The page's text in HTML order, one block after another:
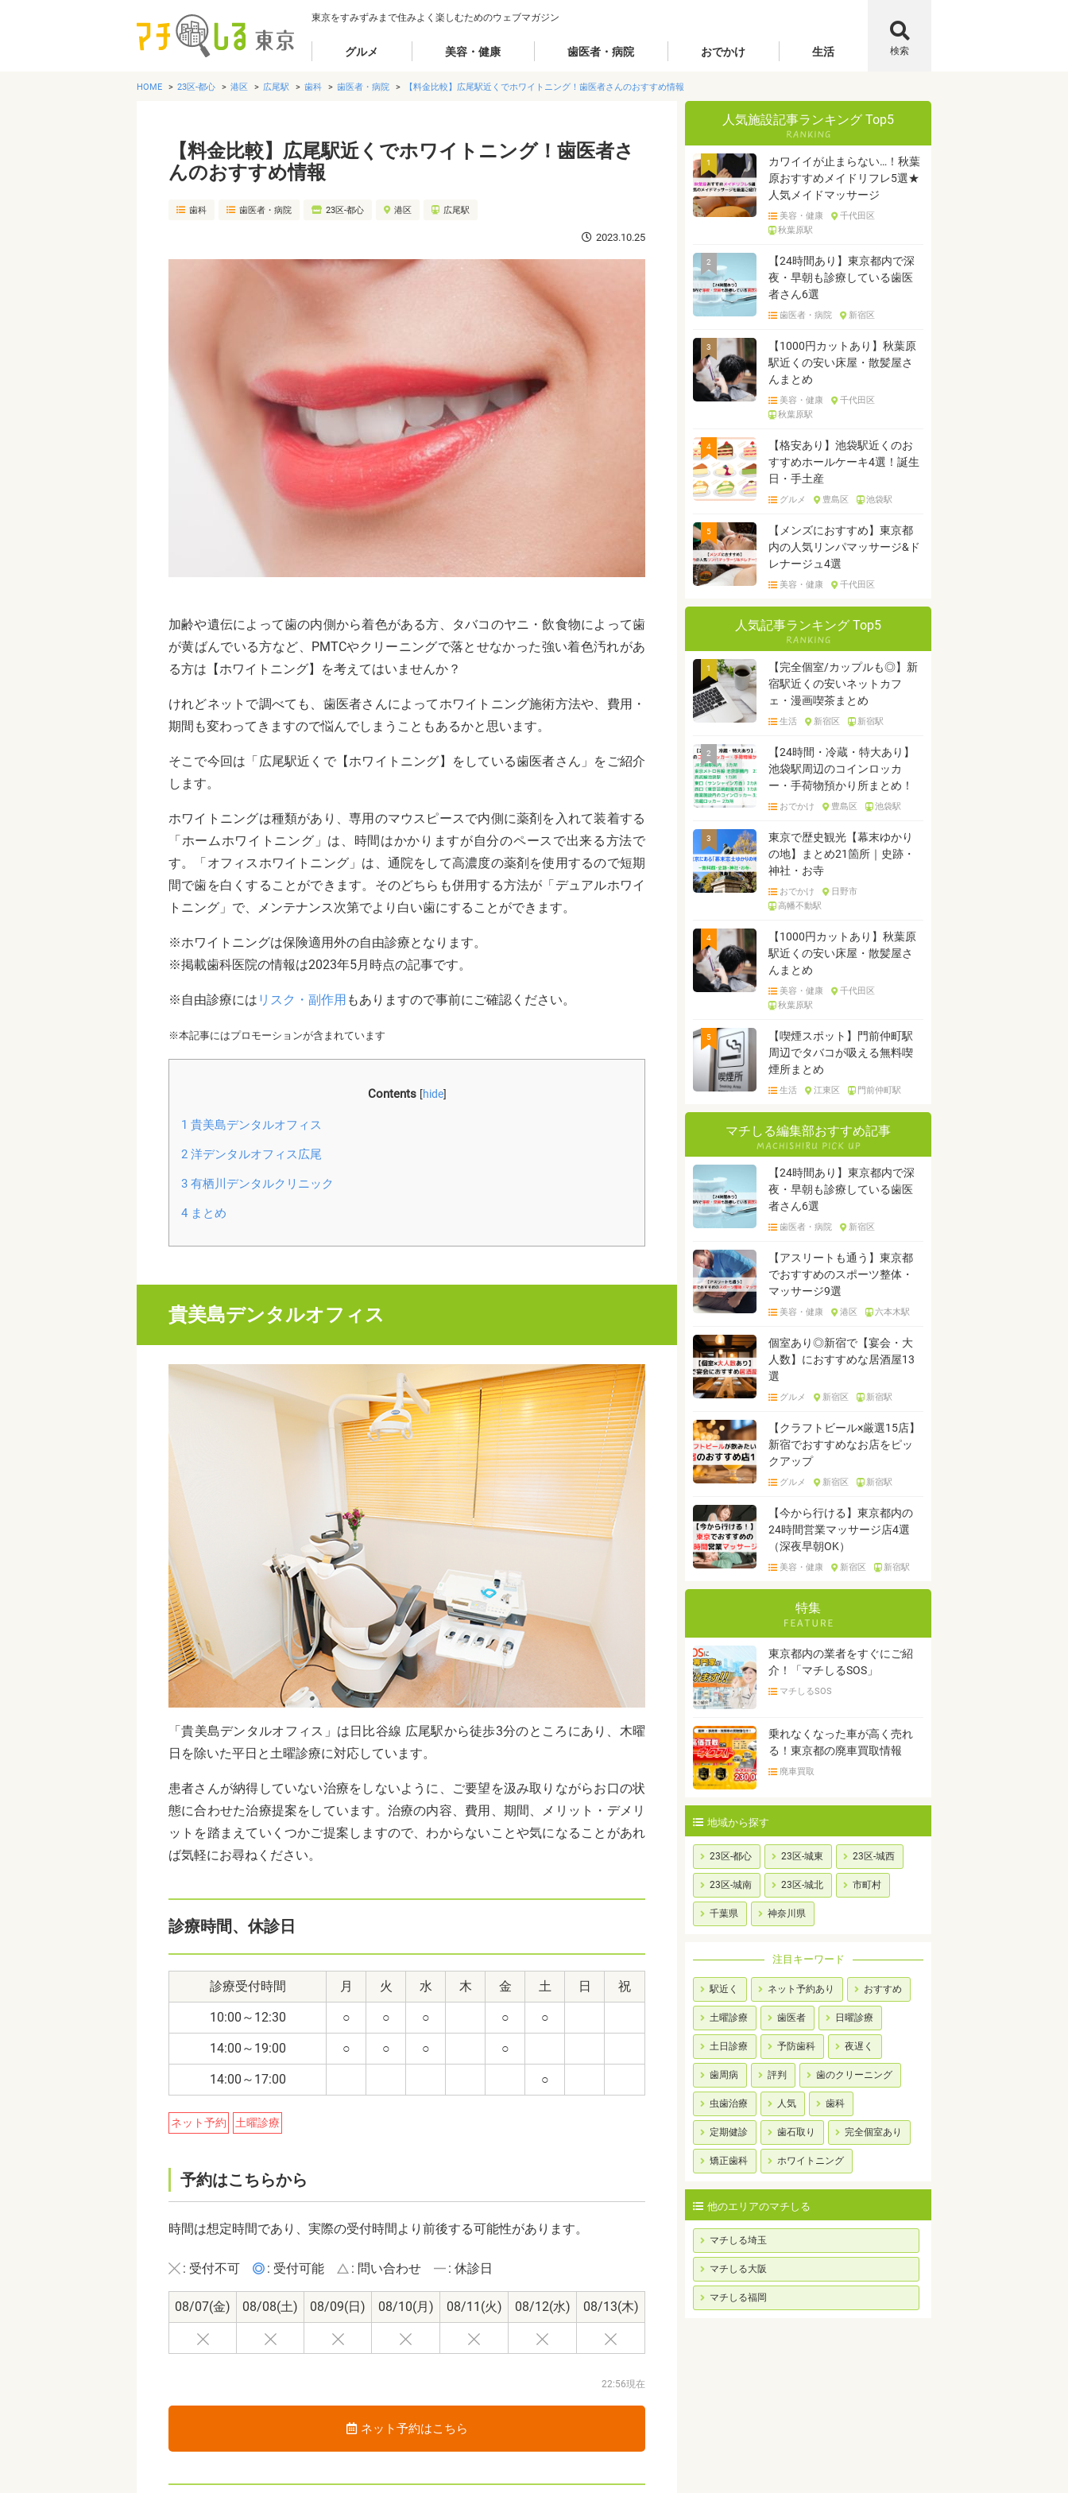
東京をすみずみまで住みよく楽しむためのウェブマガジン
グルメ 美容・健康 歯医者・病院 おでかけ 生活 検索
HOME 23区-都心 港区 広尾駅 歯科 歯医者・病院 【料金比較】広尾駅近くでホワイトニング！歯医者さんのおすすめ情報
【料金比較】広尾駅近くでホワイトニング！歯医者さ
んのおすすめ情報
歯科 歯医者・病院 23区-都心 港区 広尾駅
2023.10.25
加齢や遺伝によって歯の内側から着色がある方、タバコのヤニ・飲食物によって歯
が黄ばんでいる方など、PMTCやクリーニングで落とせなかった強い着色汚れがあ
る方は【ホワイトニング】を考えてはいませんか？
けれどネットで調べても、歯医者さんによってホワイトニング施術方法や、費用・
期間も変わってきますので悩んでしまうこともあるかと思います。
そこで今回は「広尾駅近くで【ホワイトニング】をしている歯医者さん」をご紹介
します。
ホワイトニングは種類があり、専用のマウスピースで内側に薬剤を入れて装着する
「ホームホワイトニング」は、時間はかかりますが自分のペースで出来る方法で
す。「オフィスホワイトニング」は、通院をして高濃度の薬剤を使用するので短期
間で歯を白くすることができます。そのどちらも併用する方法が「デュアルホワイ
トニング」で、メンテナンス次第でより白い歯にすることができます。
※ホワイトニングは保険適用外の自由診療となります。
※掲載歯科医院の情報は2023年5月時点の記事です。
※自由診療には リスク・副作用 もありますので事前にご確認ください。
※本記事にはプロモーションが含まれています
Contents [hide]
1 貴美島デンタルオフィス
2洋デンタルオフィス広尾
3有栖川デンタルクリニック
4まとめ
貴美島デンタルオフィス
「貴美島デンタルオフィス」 は日比谷線 広尾駅から徒歩3分のところにあり、木曜
日を除いた平日と土曜診療に対応しています。
患者さんが納得していない治療をしないように、ご要望を汲み取りながらお口の状
態に合わせた治療提案をしています。治療の内容、費用、期間、メリット・デメリ
ットを踏まえていくつかご提案しますので、わからないことや気になることがあれ
ば気軽にお尋ねください。
診療時間、休診日
診療受付時間 月 火 水 木 金 土 日 祝
10:00～12:30 ○ ○ ○ ○ ○
14:00～19:00 ○ ○ ○ ○
14:00～17:00 ○
ネット予約 土曜診療
予約はこちらから
時間は想定時間であり、実際の受付時間より前後する可能性があります。
: 受付不可 : 受付可能 : 問い合わせ : 休診日
08/07(金) 08/08(土) 08/09(日) 08/10(月) 08/11 (火) 08/12(水) 08/13(木)
22:56現在
ネット予約はこちら
人気施設記事ランキング Top5
1
カワイイが止まらない…！秋葉
原おすすめメイドリフレ5選★
人気メイドマッサージ
美容・健康
千代田区
秋葉原駅
2
【24時間あり】東京都内で深
夜・早朝も診療している歯医
者さん6選
歯医者・病院 新宿区
3
【1000円カットあり】秋葉原
駅近くの安い床屋・散髪屋さ
んまとめ
美容・健康
千代田区
秋葉原駅
4
【格安あり】池袋駅近くのお
すすめホールケーキ4選！誕生
日・手土産
グルメ 豊島区 池袋駅
5
【メンズにおすすめ】東京都
内の人気リンパマッサージ&ド
レナージュ4選
美容・健康 千代田区
人気記事ランキング Top5
1
【完全個室/カップルも◎】新
宿駅近くの安いネットカフ
ェ・漫画喫茶まとめ
生活 新宿区 新宿駅
2
【24時間・冷蔵・特大あり】
池袋駅周辺のコインロッカ
ー・手荷物預かり所まとめ！
おでかけ 豊島区 池袋駅
3
東京で歴史観光【幕末ゆかり
の地】まとめ21箇所｜史跡・
神社・お寺
おでかけ
日野市
高幡不動駅
4
【1000円カットあり】秋葉原
駅近くの安い床屋・散髪屋さ
んまとめ
美容・健康
千代田区
秋葉原駅
5
【喫煙スポット】門前仲町駅
周辺でタバコが吸える無料喫
煙所まとめ
生活 江東区 門前仲町駅
マチしる編集部おすすめ記事
【24時間あり】東京都内で深
夜・早朝も診療している歯医
者さん6選
歯医者・病院 新宿区
【アスリートも通う】東京都
でおすすめのスポーツ整体・
マッサージ9選
美容・健康 港区 六本木駅
個室あり◎新宿で【宴会・大
人数】におすすめな居酒屋13
選
グルメ 新宿区 新宿駅
【クラフトビール×厳選15店】
新宿でおすすめなお店をピッ
クアップ
グルメ 新宿区 新宿駅
【今から行ける】東京都内の
24時間営業マッサージ店4選
（深夜早朝OK）
美容・健康 新宿区 新宿駅
特集
東京都内の業者をすぐにご紹
介！「マチしるSOS」
マチしるSOS
乗れなくなった車が高く売れ
る！東京都の廃車買取情報
廃車買取
地域から探す
23区-都心 23区-城東 23区-城西
23区-城南 23区-城北 市町村
千葉県 神奈川県
注目キーワード
駅近く ネット予約あり おすすめ
土曜診療 歯医者 日曜診療
土日診療 予防歯科 夜遅く
歯周病 評判 歯のクリーニング
虫歯治療 人気 歯科
定期健診 歯石取り 完全個室あり
矯正歯科 ホワイトニング
他のエリアのマチしる
マチしる埼玉
マチしる大阪
マチしる福岡